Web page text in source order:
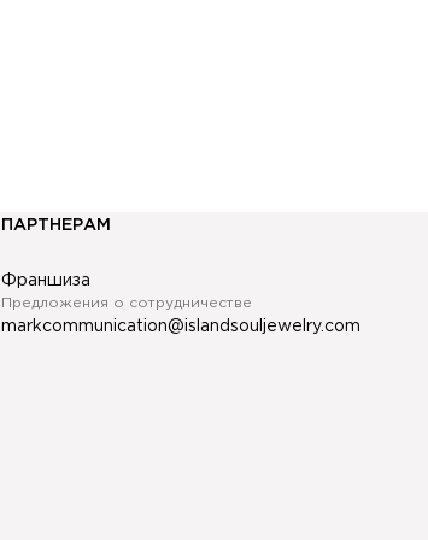
ПАРТНЕРАМ
Франшиза
Предложения о сотрудничестве
markcommunication@islandsouljewelry.com